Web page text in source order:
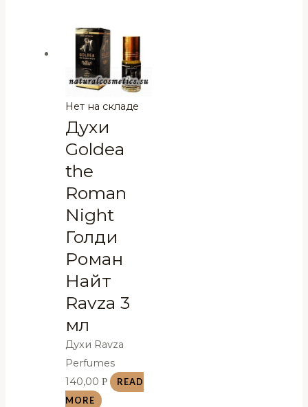
Нет на складе
Духи
Goldea
the
Roman
Night
Голди
Роман
Найт
Ravza 3
мл
Духи Ravza
Perfumes
140,00Р
READ
MORE